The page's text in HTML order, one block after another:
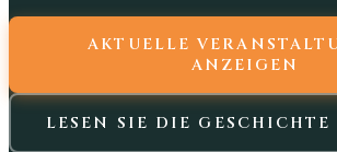
AKTUELLE
ANZEIGEN
LESEN SIE DIE GESCHICHTE